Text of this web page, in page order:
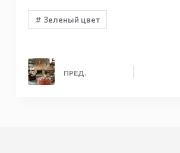
# Зеленый цвет
ПРЕД.